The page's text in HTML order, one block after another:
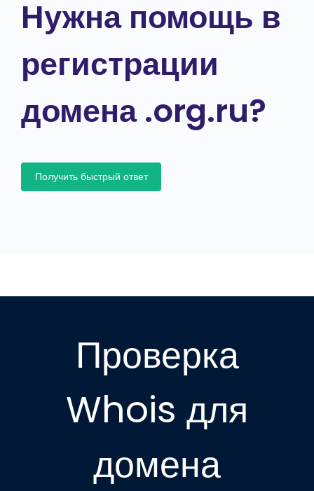
Нужна помощь в
регистрации
домена .org.ru?
Получить быстрый ответ
Проверка
Whois для
домена